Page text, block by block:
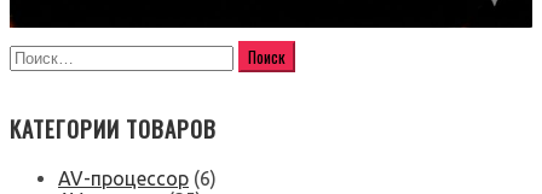
КАТЕГОРИИ ТОВАРОВ
AV-процессор (6)